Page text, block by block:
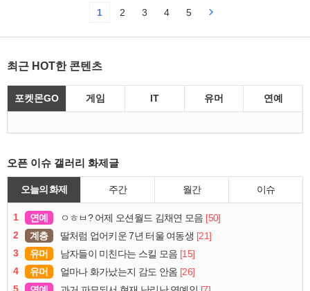
1 2 3 4 5
최근 HOT한 콘텐츠
포켓몬GO 게임 IT 유머 연예
오픈 이슈 갤러리 화제글
오늘의 화제 주간 월간 이슈
1 연예 ㅇㅎㅂ? 어제 오션월드 김채연 모음 [50]
2
계층 딸처럼 업어키운 7년 터울 여동생 [21]
3
유머 남자들이 미친다는 스킬 모음 [15]
4
유머 얼마나 화가났는지 감도 안옴 [26]